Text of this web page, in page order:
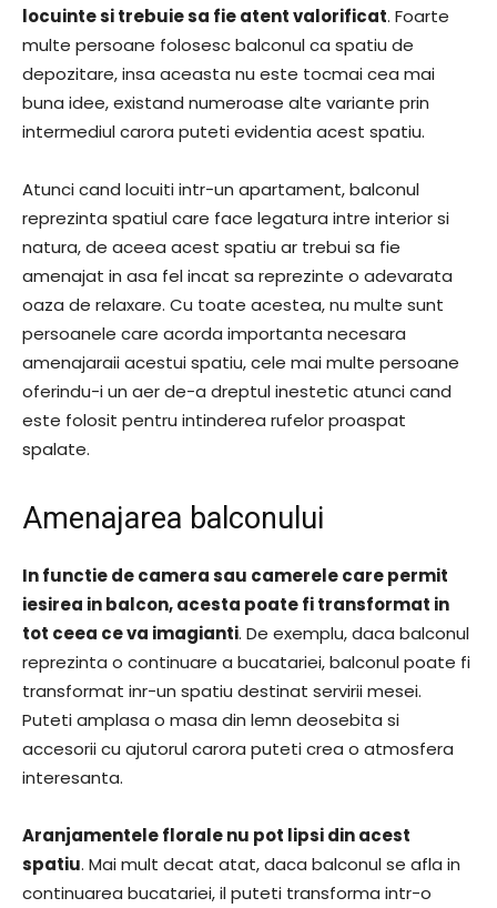
locuinte si trebuie sa fie atent valorificat. Foarte
multe persoane folosesc balconul ca spatiu de
depozitare, insa aceasta nu este tocmai cea mai
buna idee, existand numeroase alte variante prin
intermediul carora puteti evidentia acest spatiu.
Atunci cand locuiti intr-un apartament, balconul
reprezinta spatiul care face legatura intre interior si
natura, de aceea acest spatiu ar trebui sa fie
amenajat in asa fel incat sa reprezinte o adevarata
oaza de relaxare. Cu toate acestea, nu multe sunt
persoanele care acorda importanta necesara
amenajaraii acestui spatiu, cele mai multe persoane
oferindu-i un aer de-a dreptul inestetic atunci cand
este folosit pentru intinderea rufelor proaspat
spalate.
Amenajarea balconului
In functie de camera sau camerele care permit
iesirea in balcon, acesta poate fi transformat in
tot ceea ce va imagianti. De exemplu, daca balconul
reprezinta o continuare a bucatariei, balconul poate fi
transformat inr-un spatiu destinat servirii mesei.
Puteti amplasa o masa din lemn deosebita si
accesorii cu ajutorul carora puteti crea o atmosfera
interesanta.
Aranjamentele florale nu pot lipsi din acest
spatiu. Mai mult decat atat, daca balconul se afla in
continuarea bucatariei, il puteti transforma intr-o